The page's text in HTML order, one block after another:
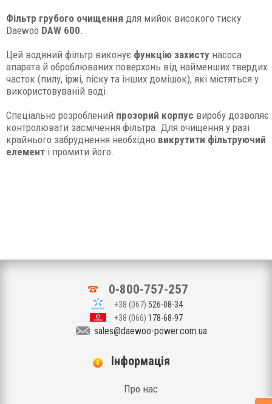
Фільтр грубого очищення для мийок високого тиску
Daewoo DAW 600.
Цей водяний фільтр виконує функцію захисту насоса
апарата й оброблюваних поверхонь від найменших твердих
часток (пилу, іржі, піску та інших домішок), які містяться у
використовуваній воді.
Спеціально розроблений прозорий корпус виробу дозволяє
контролювати засмічення фільтра. Для очищення у разі
крайнього забруднення необхідно викрутити фільтруючий
елемент і промити його.
0-800-757-257
+38 (067) 526-08-34
+38 (066) 178-68-97
sales@daewoo-power.com.ua
Iнформація
Про нас